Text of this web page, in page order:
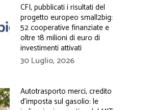
CFI, pubblicati i risultati del
progetto europeo small2big:
52 cooperative finanziate e
oltre 18 milioni di euro di
investimenti attivati
30 Luglio, 2026
Autotrasporto merci, credito
d’imposta sul gasolio: le